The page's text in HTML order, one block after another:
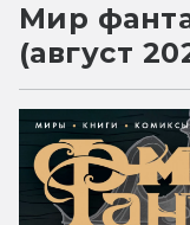
Мир
(август